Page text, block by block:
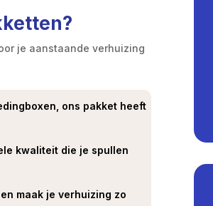
je aanstaande verhuizing
ons pakket heeft
kwaliteit die je spullen
maak je verhuizing zo